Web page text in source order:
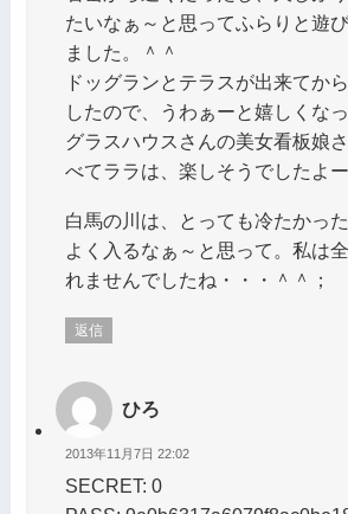
たいなぁ～と思ってふらりと遊
ました。＾＾
ドッグランとテラスが出来てか
したので、うわぁーと嬉しくな
グラスハウスさんの美女看板娘
べてララは、楽しそうでしたよー
白馬の川は、とっても冷たかった
よく入るなぁ～と思って。私は
れませんでしたね・・・＾＾；
返信
ひろ
2013年11月7日 22:02
SECRET: 0